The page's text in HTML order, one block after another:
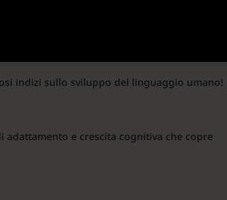
indizi sullo sviluppo del linguaggio umano!
e crescita cognitiva che copre